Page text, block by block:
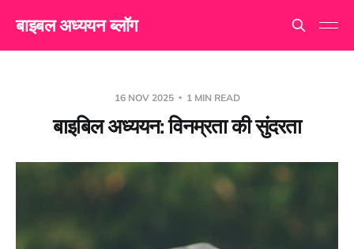
बाइबल अध्ययन ब्लॉग
16 NOV 2025 1 MIN READ
बाइबिल अध्ययन: विनम्रता की सुंदरता